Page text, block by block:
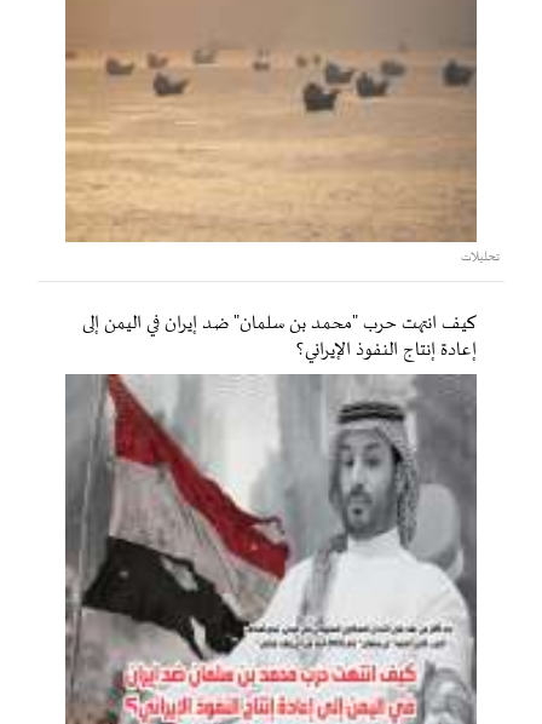
تحليلات
كيف انتهت حرب "محمد بن سلمان" ضد إيران في اليمن إلى
إعادة إنتاج النفوذ الإيراني؟